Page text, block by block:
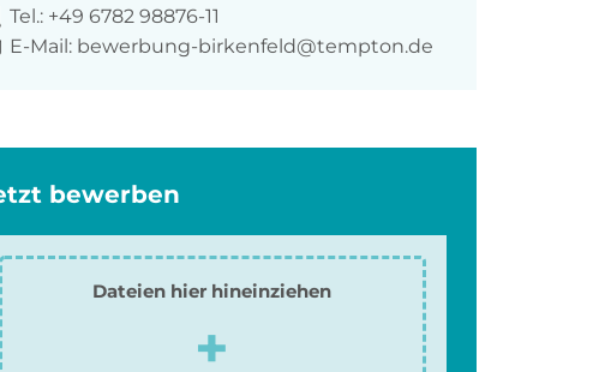
Tel.: +49 6782 98876-11
E-Mail: bewerbung-birkenfeld@tempton.de
bewerben
Dateien hier hineinziehen